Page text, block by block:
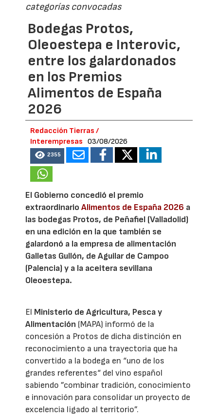
categorías convocadas
Bodegas Protos,
Oleoestepa e Interovic,
entre los galardonados
en los Premios
Alimentos de España
2026
Redacción Tierras /
Interempresas
03/08/2026
2355
El Gobierno concedió el premio
extraordinarioAlimentos de España 2026 a
las bodegas Protos, de Peñafiel (Valladolid)
en una edición en la que también se
galardonó a la empresa de alimentación
Galletas Gullón, de Aguilar de Campoo
(Palencia) y a la aceitera sevillana
Oleoestepa.
El Ministerio de Agricultura, Pesca y
Alimentación (MAPA) informó de la
concesión a Protos de dicha distinción en
reconocimiento a una trayectoria que ha
convertido a la bodega en “uno de los
grandes referentes“ del vino español
sabiendo ”combinar tradición, conocimiento
e innovación para consolidar un proyecto de
excelencia ligado al territorio”.